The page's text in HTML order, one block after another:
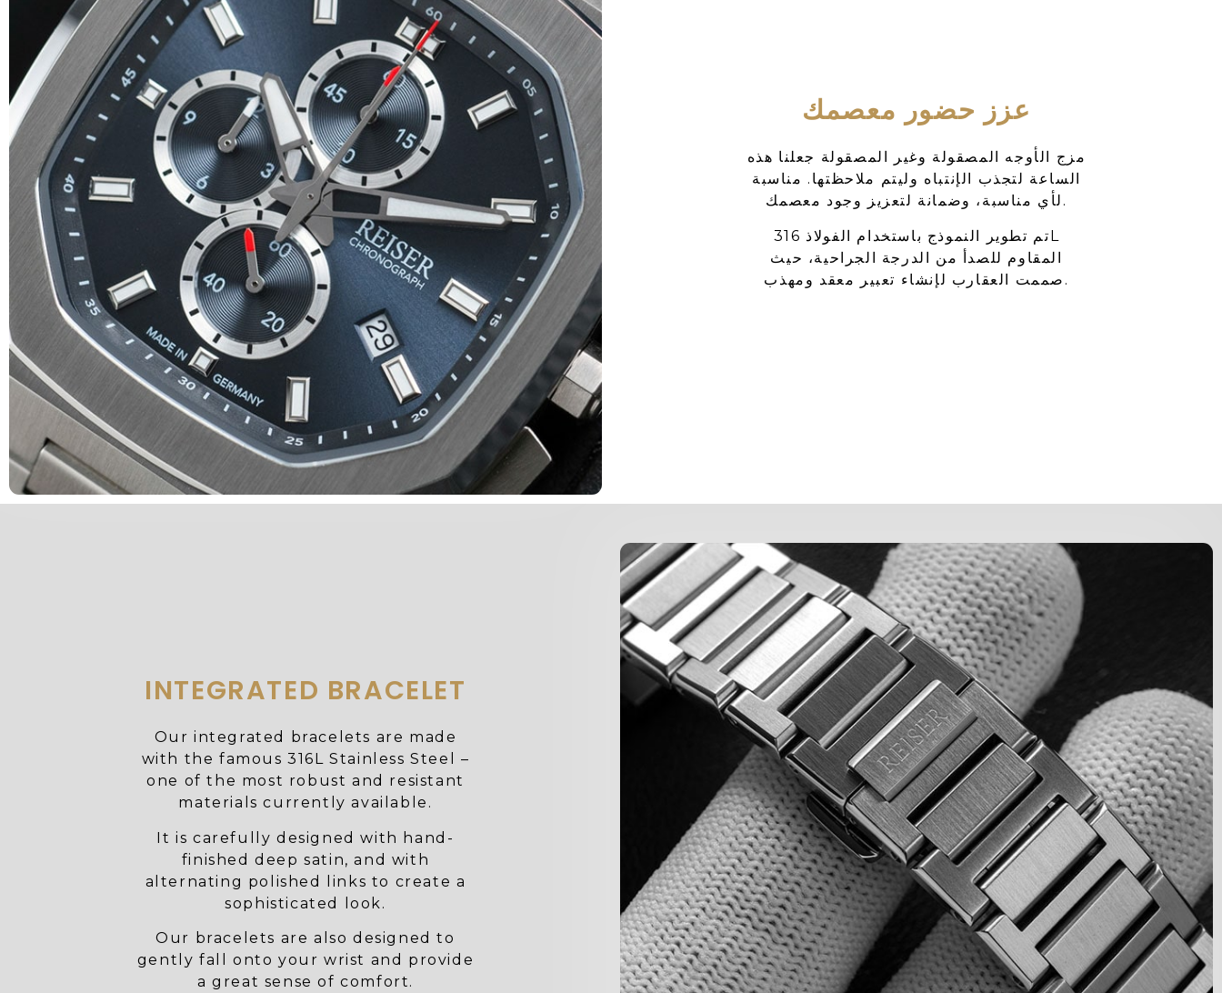
عزز حضور معصمك
مزج الأوجه المصقولة وغير المصقولة جعلنا هذه
الساعة لتجذب الإنتباه وليتم ملاحظتها. مناسبة
لأي مناسبة، وضمانة لتعزيز وجود معصمك.
تم تطوير النموذج باستخدام الفولاذ 316L
المقاوم للصدأ من الدرجة الجراحية، حيث
صممت العقارب لإنشاء تعبير معقد ومهذب.
INTEGRATED BRACELET
Our integrated bracelets are made
with the famous 316L Stainless Steel –
one of the most robust and resistant
materials currently available.
It is carefully designed with hand-
finished deep satin, and with
alternating polished links to create a
sophisticated look.
Our bracelets are also designed to
gently fall onto your wrist and provide
a great sense of comfort.